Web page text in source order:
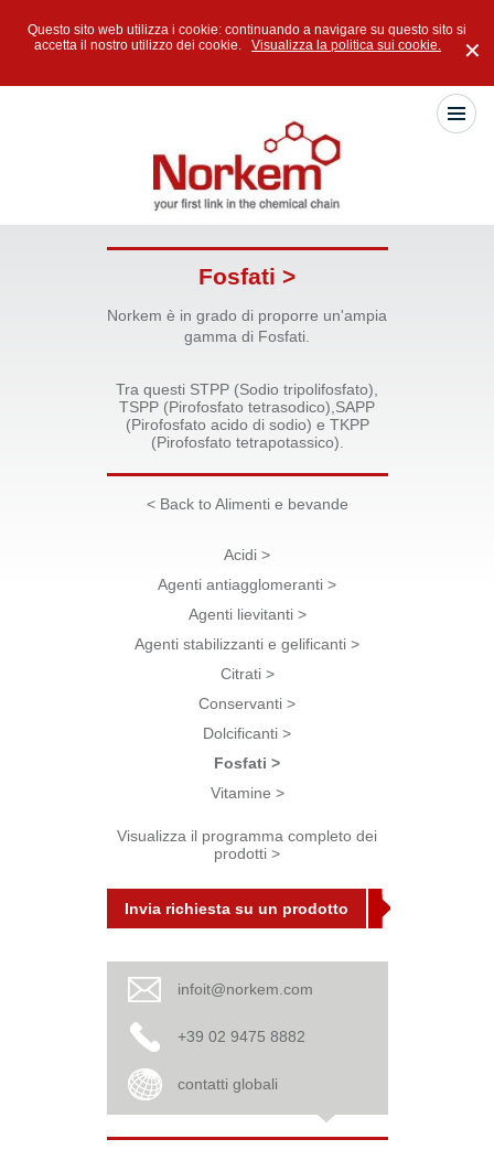
Questo sito web utilizza i cookie: continuando a navigare su questo sito si
accetta il nostro utilizzo dei cookie. Visualizza la politica sui cookie. ✕
Fosfati >
Norkem è in grado di proporre un'ampia
gamma di Fosfati.
Tra questi STPP (Sodio tripolifosfato),
TSPP (Pirofosfato tetrasodico),SAPP
(Pirofosfato acido di sodio) e TKPP
(Pirofosfato tetrapotassico).
< Back to Alimenti e bevande
Acidi >
Agenti antiagglomeranti >
Agenti lievitanti >
Agenti stabilizzanti e gelificanti >
Citrati >
Conservanti >
Dolcificanti >
Fosfati >
Vitamine >
Visualizza il programma completo dei
prodotti >
Invia richiesta su un prodotto
infoit@norkem.com
+39 02 9475 8882
contatti globali